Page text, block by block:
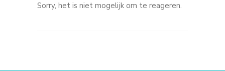
Sorry, het is niet mogelijk om te reageren.